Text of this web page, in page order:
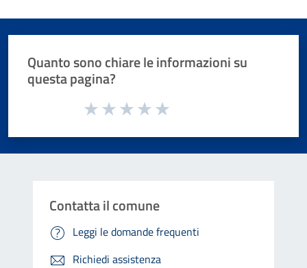
Quanto sono chiare le informazioni su
questa pagina?
Valuta da 1 a 5 stelle la pagina
Contatta il comune
Leggi le domande frequenti
Richiedi assistenza